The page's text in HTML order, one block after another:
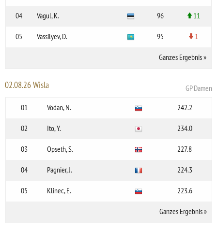
04 Vagul, K. 96 11
05 Vassilyev, D. 95 1
Ganzes Ergebnis»
02.08.26 Wisla
GP Damen
01
Vodan, N. 242.2
02 Ito, Y. 234.0
03 Opseth, S. 227.8
04 Pagnier, J. 224.3
05 Klinec, E. 223.6
Ganzes Ergebnis»